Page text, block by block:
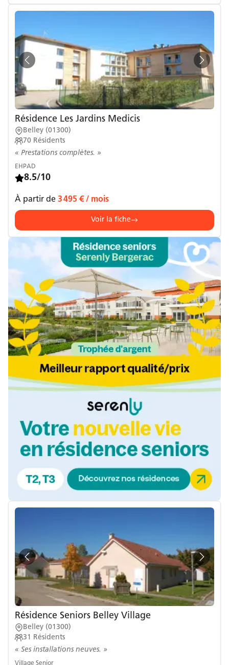
Résidence Les Jardins Medicis
Belley (01300)
70 Résidents
« Prestations complètes. »
EHPAD
8.5/10
À partir de 3 495 €/ mois
Voir la fiche
Résidence Seniors Belley Village
Belley (01300)
31 Résidents
« Ses installations neuves. »
Village Senior